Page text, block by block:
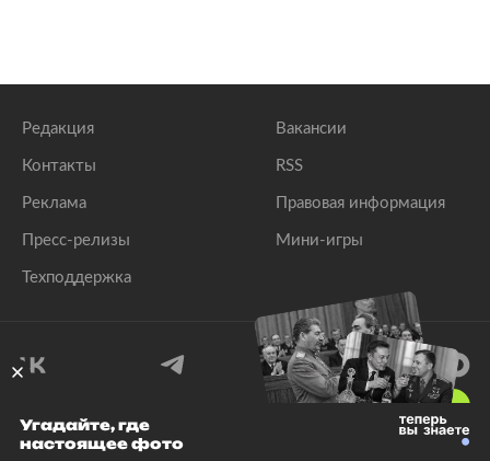
Редакция
Контакты
Реклама
Пресс-релизы
Техподдержка
Вакансии
RSS
Правовая информация
Мини-игры
© 1999–2026 Все права защищены.
Угадайте, где
настоящее фото